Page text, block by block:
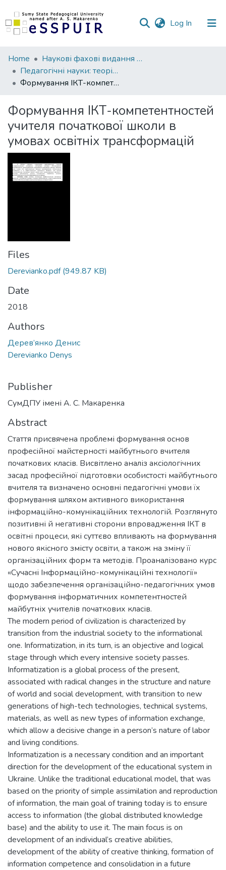
Log In (current)
Communities
&
Collections
Statistics
Home
Наукові фахові видання СумДПУ
Педагогічні науки: теорія, історія, інноваційні технології
Формування ІКТ-компетентностей учителя початкової школи в умовах освітніх трансформацій
Формування ІКТ-компетентностей
учителя початкової школи в
умовах освітніх трансформацій
Files
Derevianko.pdf(949.87 KB)
Date
2018
Authors
Дерев’янко Денис
Derevianko Denys
Publisher
СумДПУ імені А. С. Макаренка
Abstract
Стаття присвячена проблемі формування основ
професійної майстерності майбутнього вчителя
початкових класів. Висвітлено аналіз аксіологічних
засад професійної підготовки особистості майбутнього
вчителя та визначено основні педагогічні умови їх
формування шляхом активного використання
інформаційно-комунікаційних технологій. Розглянуто
позитивні й негативні сторони впровадження ІКТ в
освітні процеси, які суттєво впливають на формування
нового якісного змісту освіти, а також на зміну її
організаційних форм та методів. Проаналізовано курс
«Сучасні Інформаційно-комунікаційні технології»
щодо забезпечення організаційно-педагогічних умов
формування інформатичних компетентностей
майбутніх учителів початкових класів.
The modern period of civilization is characterized by
transition from the industrial society to the informational
one. Informatization, in its turn, is an objective and logical
stage through which every intensive society passes.
Informatization is a global process of the present,
associated with radical changes in the structure and nature
of world and social development, with transition to new
generations of high-tech technologies, technical systems,
materials, as well as new types of information exchange,
which allow a decisive change in a person’s nature of labor
and living conditions.
Informatization is a necessary condition and an important
direction for the development of the educational system in
Ukraine. Unlike the traditional educational model, that was
based on the priority of simple assimilation and reproduction
of information, the main goal of training today is to ensure
access to information (the global distributed knowledge
base) and the ability to use it. The main focus is on
development of an individual’s creative abilities,
development of the ability of creative thinking, formation of
information competence and consolidation in a future